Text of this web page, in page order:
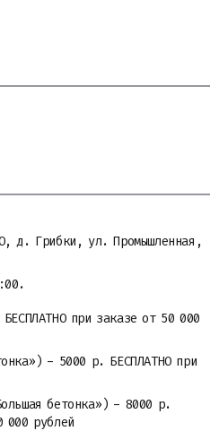
д. Грибки, ул. Промышленная,
при заказе от 50 000
- 5000 р. БЕСПЛАТНО при
бетонка») - 8000 р.
000 рублей